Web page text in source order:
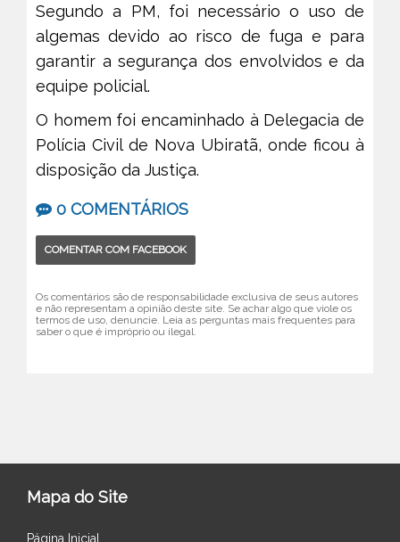
Segundo a PM, foi necessário o uso de
algemas devido ao risco de fuga e para
garantir a segurança dos envolvidos e da
equipe policial.
O homem foi encaminhado à Delegacia de
Polícia Civil de Nova Ubiratã, onde ficou à
disposição da Justiça.
0 COMENTÁRIOS
COMENTAR COM FACEBOOK
Os comentários são de responsabilidade exclusiva de seus autores
e não representam a opinião deste site. Se achar algo que viole os
termos de uso, denuncie. Leia as perguntas mais frequentes para
saber o que é impróprio ou ilegal.
Mapa do Site
Página Inicial